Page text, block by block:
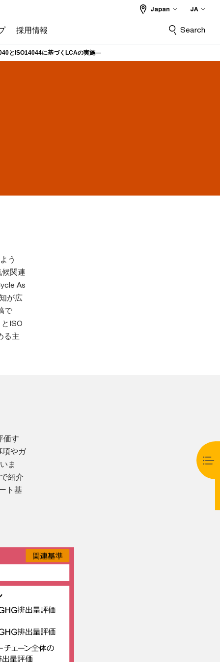
採用情報
Japan JA
Search
とISO14044に基づくLCAの実施―
う
関連
As
が広
で
ISO
る主
価す
項やガ
ま
で紹介
ト基